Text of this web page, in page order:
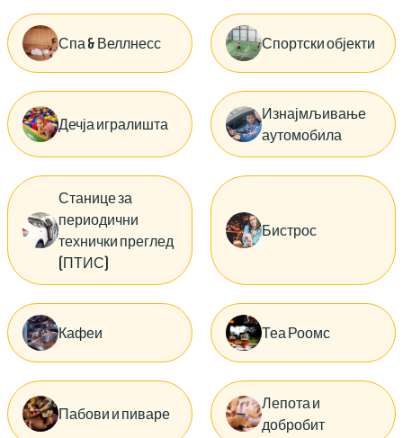
Спа & Веллнесс Спортски објекти
Дечја игралишта
Изнајмљивање
аутомобила
Станице за
периодични
технички преглед
(ПТИС)
Бистрос
Кафеи Теа Роомс
Пабови и пиваре
Лепота и
добробит